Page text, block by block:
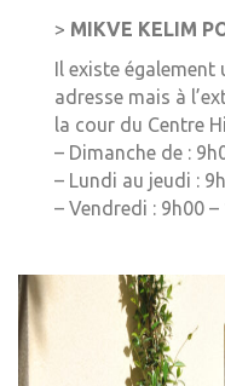
> MIKVE KELIM
Il existe également
adresse mais à
la cour du Centre
– Dimanche de :
– Lundi au jeudi :
– Vendredi : 9h00 –